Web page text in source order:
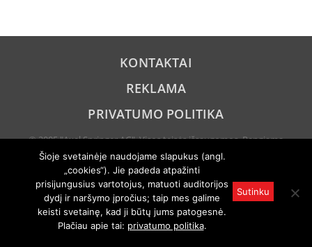
KONTAKTAI
REKLAMA
PRIVATUMO POLITIKA
© 2005 "Axel Springer AG". Visos teisės išsaugomos. Rengiama
pagal "Auto Bild" licenciją.
Draudžiamas visas ar dalinis atgaminimas bet kokiu būdu kuria
nors kalba be išankstinio raštiško leidimo.
Šioje svetainėje naudojame slapukus (angl.
„cookies“). Jie padeda atpažinti
prisijungusius vartotojus, matuoti auditorijos
dydį ir naršymo įpročius; taip mes galime
keisti svetainę, kad ji būtų jums patogesnė.
Plačiau apie tai: privatumo politika.
Sutinku